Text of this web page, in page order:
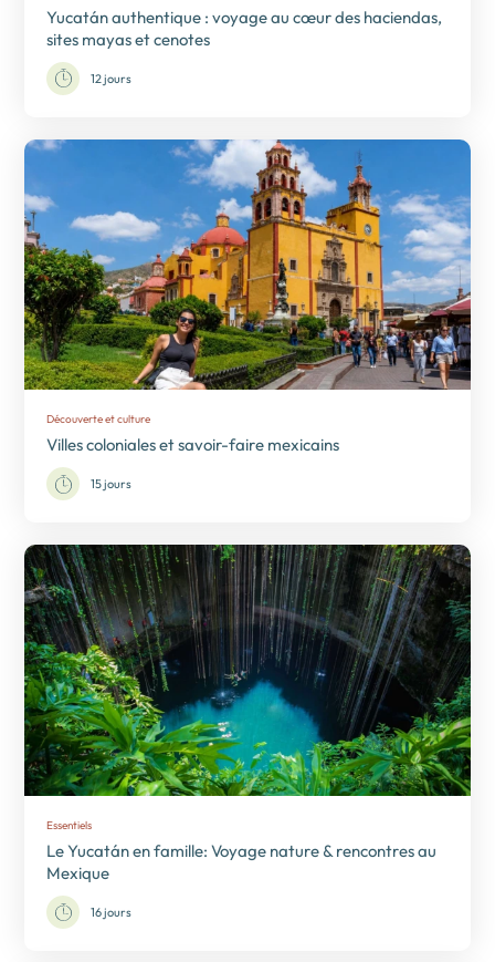
Yucatán authentique : voyage au cœur des haciendas,
sites mayas et cenotes
12 jours
Découverte et culture
Villes coloniales et savoir-faire mexicains
15 jours
Essentiels
Le Yucatán en famille: Voyage nature & rencontres au
Mexique
16 jours